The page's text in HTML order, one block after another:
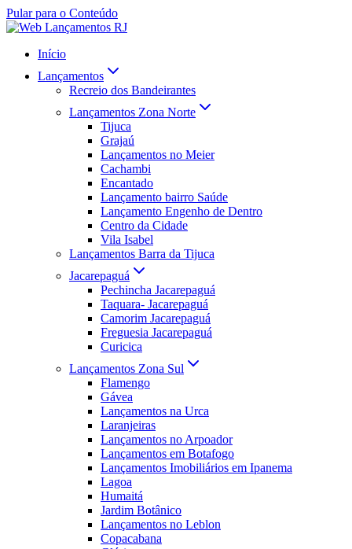
Pular para o Conteúdo
Início
Lançamentos
Recreio dos Bandeirantes
Lançamentos Zona Norte
Tijuca
Grajaú
Lançamentos no Meier
Cachambi
Encantado
Lançamento bairro Saúde
Lançamento Engenho de Dentro
Centro da Cidade
Vila Isabel
Lançamentos Barra da Tijuca
Jacarepaguá
Pechincha Jacarepaguá
Taquara- Jacarepaguá
Camorim Jacarepaguá
Freguesia Jacarepaguá
Curicica
Lançamentos Zona Sul
Flamengo
Gávea
Lançamentos na Urca
Laranjeiras
Lançamentos no Arpoador
Lançamentos em Botafogo
Lançamentos Imobiliários em Ipanema
Lagoa
Humaitá
Jardim Botânico
Lançamentos no Leblon
Copacabana